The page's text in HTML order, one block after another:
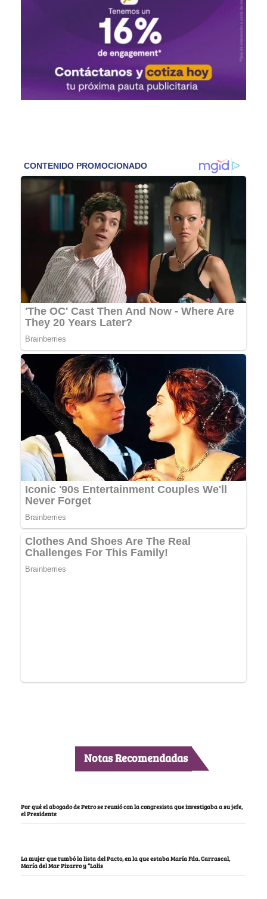
Notas Recomendadas
Por qué el abogado de Petro se reunió con la congresista que investigaba a su jefe,
el Presidente
La mujer que tumbó la lista del Pacto, en la que estaba María Fda. Carrascal,
María del Mar Pizarro y “Lalis